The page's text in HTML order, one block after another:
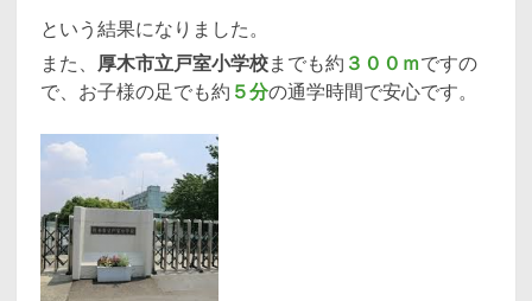
という結果になりました。
また、
厚木市立戸室小学校までも約 ３００ｍですの
で、お子様の足でも約 ５分の通学時間で安心です。